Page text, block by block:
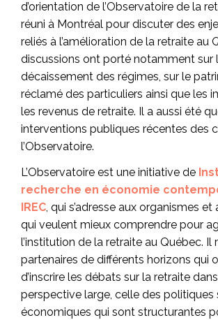
d’orientation de l’Observatoire de la
réuni à Montréal pour discuter des
reliés à l’amélioration de la retraite au
discussions ont porté notamment sur
décaissement des régimes, sur le
réclamé des particuliers ainsi que les
les revenus de retraite. Il a aussi été
interventions publiques récentes des
l’Observatoire.
L’Observatoire est une initiative de
recherche en économie
IREC, qui s’adresse aux organismes et
qui veulent mieux comprendre pour
l’institution de la retraite au Québec. Il
partenaires de différents horizons qui
d’inscrire les débats sur la retraite
perspective large, celle des politiques
économiques qui sont structurantes